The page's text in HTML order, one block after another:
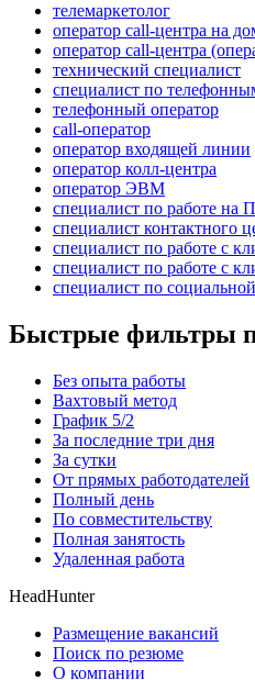
телемаркетолог
оператор call-центра на
оператор call-центра
технический специалист
специалист по
телефонный оператор
call-оператор
оператор входящей линии
оператор колл-центра
оператор ЭВМ
специалист по работе на
специалист контактного
специалист по работе с
специалист по работе с
специалист по
Быстрые фильтры
Без опыта работы
Вахтовый метод
График 5/2
За последние три дня
За сутки
От прямых работодателей
Полный день
По совместительству
Полная занятость
Удаленная работа
HeadHunter
Размещение вакансий
Поиск по резюме
О компании